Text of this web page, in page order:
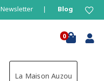
Newsletter Blog
0
La Maison Auzou